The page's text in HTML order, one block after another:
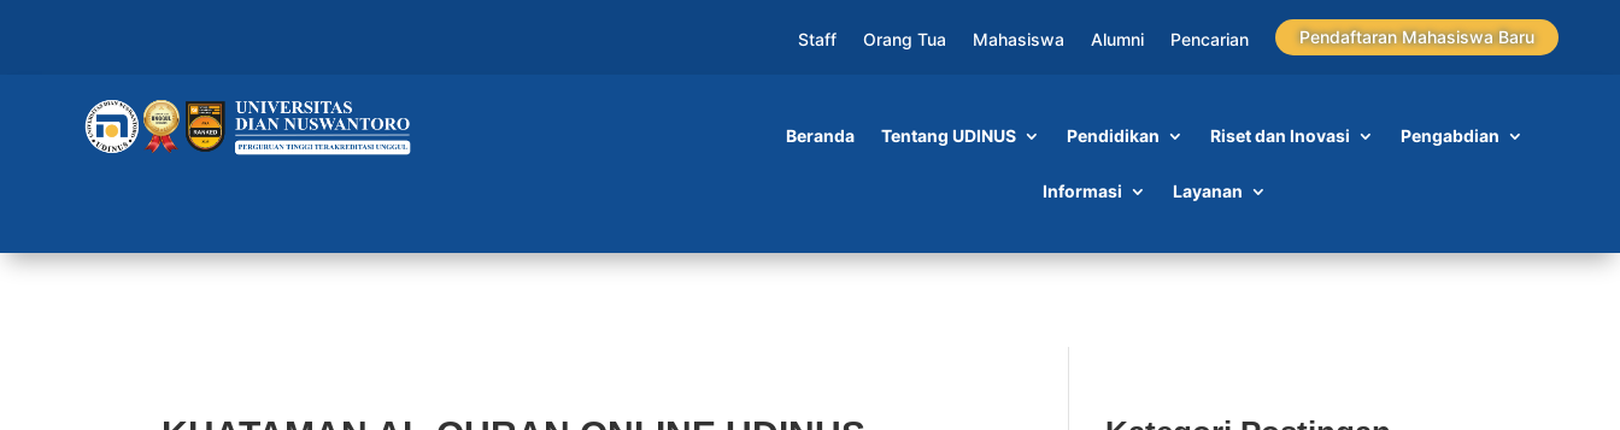
Staff Orang Tua Mahasiswa Alumni Pencarian Pendaftaran Mahasiswa Baru
Beranda Tentang UDINUS Pendidikan Riset dan Inovasi Pengabdian
Informasi Layanan